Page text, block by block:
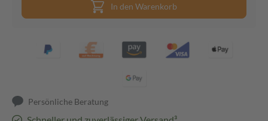
In den Warenkorb
Persönliche Beratung